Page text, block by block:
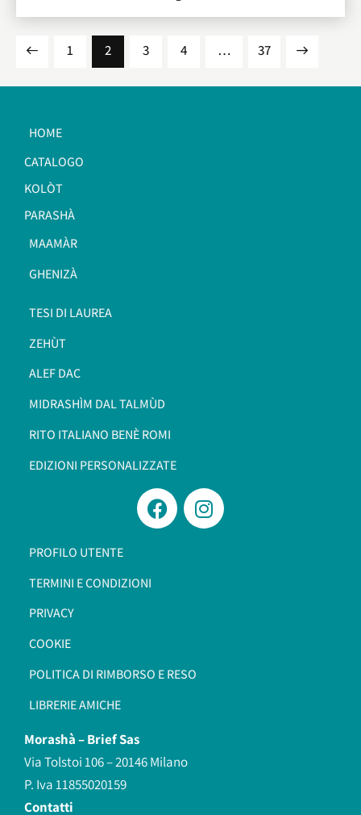
1 2 3 4 … 37
>
HOME
CATALOGO
KOLÒT
PARASHÀ
MAAMÀR
GHENIZÀ
TESI DI LAUREA
ZEHÙT
ALEF DAC
MIDRASHÌM DAL TALMÙD
RITO ITALIANO BENÈ ROMI​
EDIZIONI PERSONALIZZATE
PROFILO UTENTE
TERMINI E CONDIZIONI
PRIVACY
COOKIE
POLITICA DI RIMBORSO E RESO
LIBRERIE AMICHE
Morashà –Brief Sas
Via Tolstoi 106 – 20146 Milano
P. Iva 11855020159
Contatti